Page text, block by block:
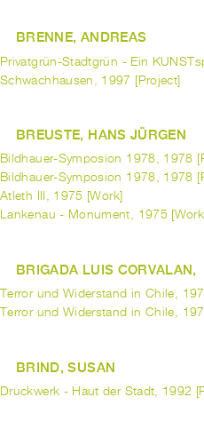
BRENNE, ANDREAS
Privatgrün-Stadtgrün - Ein
Schwachhausen, 1997 [Project]
BREUSTE, HANS JÜRGEN
Bildhauer-Symposion 1978, 1978
Bildhauer-Symposion 1978, 1978
Atleth III, 1975 [Work]
Lankenau - Monument, 1975 [Work]
BRIGADA LUIS CORVALAN,
Terror und Widerstand in Chile,
Terror und Widerstand in Chile,
BRIND, SUSAN
Druckwerk - Haut der Stadt, 1992